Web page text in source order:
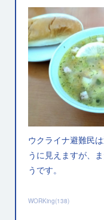
ウクライナ避難民
うに見えますが、
うです。
WORKing(138)